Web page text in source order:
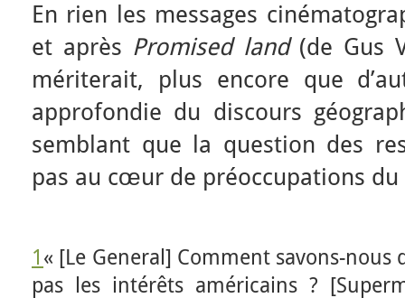
En rien les messages
et après Promised land(de Gus
mériterait, plus encore que
approfondie du discours
semblant que la question des
pas au cœur de préoccupations du
1 « [Le General] Comment savons-nous
pas les intérêts américains ?